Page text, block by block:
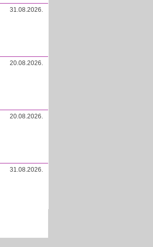
31.08.2026.
20.08.2026.
20.08.2026.
31.08.2026.